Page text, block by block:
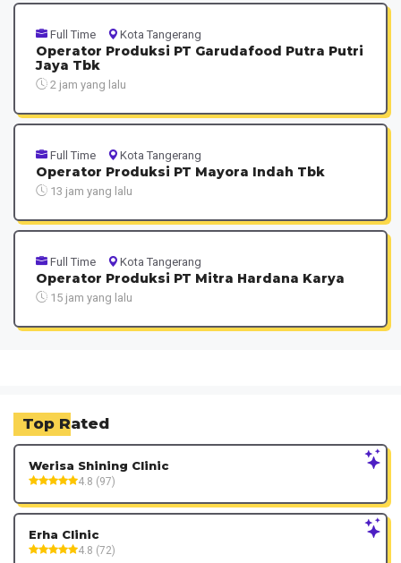
Full Time Kota Tangerang
Operator Produksi PT Garudafood Putra Putri
Jaya Tbk
2 jam yang lalu
Full Time Kota Tangerang
Operator Produksi PT Mayora Indah Tbk
13 jam yang lalu
Full Time Kota Tangerang
Operator Produksi PT Mitra Hardana Karya
15 jam yang lalu
Top Rated
Werisa Shining Clinic
4.8 (97)
Erha Clinic
4.8 (72)